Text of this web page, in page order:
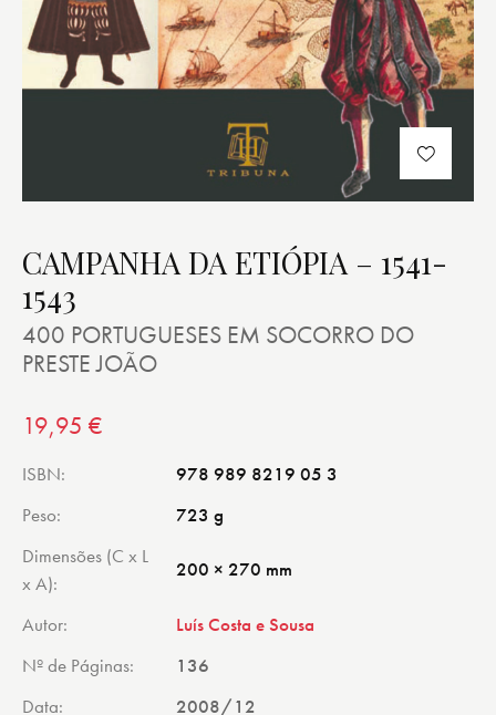
CAMPANHA DA ETIÓPIA – 1541-
1543
400 PORTUGUESES EM SOCORRO DO
PRESTE JOÃO
19,95 €
ISBN
978 989 8219 05 3
Peso
723 g
Dimensões (C x L
x A)
200 × 270 mm
Autor
Luís Costa e Sousa
Nº de Páginas
136
Data
2008/12